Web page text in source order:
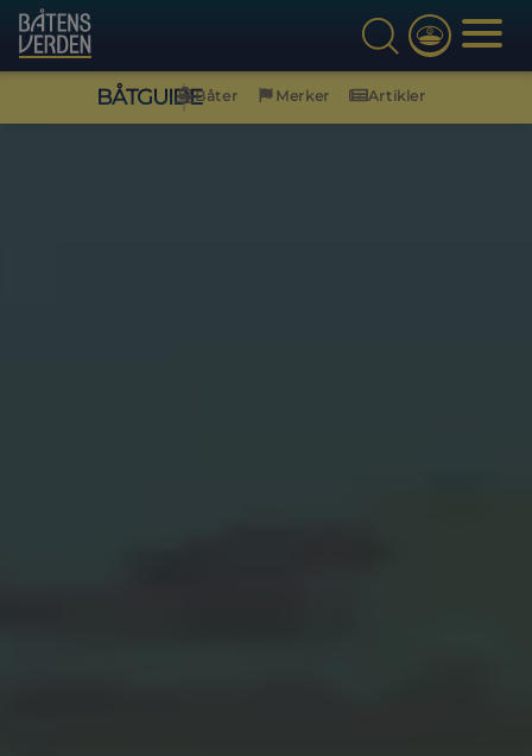
BÅTGUIDEBåter Merker Artikler